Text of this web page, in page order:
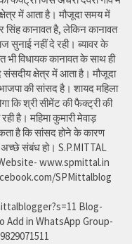
में आता है। मौजूदा समय में
सिंह कानावत है, लेकिन कानावत
सुनाई नहीं दे रही। ब्यावर के
भी विधायक कानावत के साथ ही
क्षेत्र में आता है। मौजूदा
की सांसद है। शायद महिला
कि श्री सीमेंट की फैक्ट्री की
है। महिमा कुमारी मेवाड़
है कि सांसद होने के कारण
अच्छे संबंध हो। S.P.MITTAL
www.spmittal.in
SPMittalblog
Blog-
in WhatsApp Group-